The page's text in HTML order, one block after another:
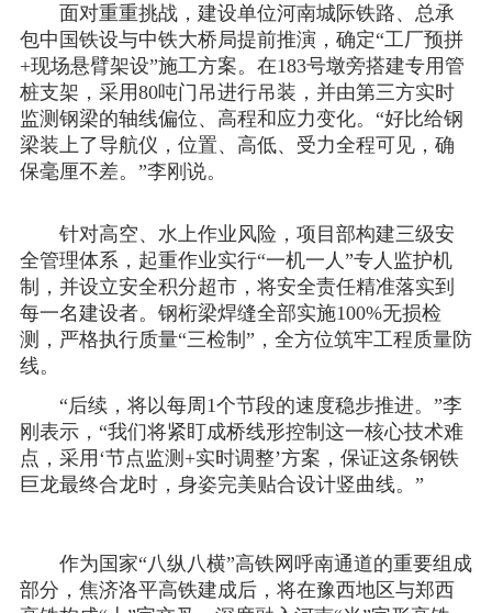
面对重重挑战，建设单位河南城际铁路、总承
包中国铁设与中铁大桥局提前推演，确定“工厂预拼
+现场悬臂架设”施工方案。在183号墩旁搭建专用管
桩支架，采用80吨门吊进行吊装，并由第三方实时
监测钢梁的轴线偏位、高程和应力变化。“好比给钢
梁装上了导航仪，位置、高低、受力全程可见，确
保毫厘不差。”李刚说。
针对高空、水上作业风险，项目部构建三级安
全管理体系，起重作业实行“一机一人”专人监护机
制，并设立安全积分超市，将安全责任精准落实到
每一名建设者。钢桁梁焊缝全部实施100%无损检
测，严格执行质量“三检制”，全方位筑牢工程质量防
线。
“后续，将以每周1个节段的速度稳步推进。”李
刚表示，“我们将紧盯成桥线形控制这一核心技术难
点，采用‘节点监测+实时调整’方案，保证这条钢铁
巨龙最终合龙时，身姿完美贴合设计竖曲线。”
作为国家“八纵八横”高铁网呼南通道的重要组成
部分，焦济洛平高铁建成后，将在豫西地区与郑西